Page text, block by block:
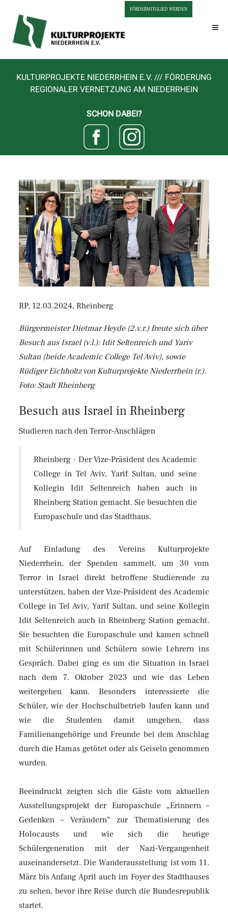
FÖRDERMITGLIED WERDEN
KULTURPROJEKTE NIEDERRHEIN E.V. /// FÖRDERUNG
REGIONALER VERNETZUNG AM NIEDERRHEIN
SCHON DABEI?
RP, 12.03.2024, Rheinberg
Bürgermeister Dietmar Heyde (2.v.r.) freute sich über
Besuch aus Israel (v.l.): Idit Seltenreich und Yariv
Sultan (beide Academic College Tel Aviv), sowie
Rüdiger Eichholtz von Kulturprojekte Niederrhein (r.).
Foto: Stadt Rheinberg
Besuch aus Israel in Rheinberg
Studieren nach den Terror-Anschlägen
Rheinberg · Der Vize-Präsident des Academic
College in Tel Aviv, Yarif Sultan, und seine
Kollegin Idit Seltenreich haben auch in
Rheinberg Station gemacht. Sie besuchten die
Europaschule und das Stadthaus.
Auf Einladung des Vereins Kulturprojekte
Niederrhein, der Spenden sammelt, um 30 vom
Terror in Israel direkt betroffene Studierende zu
unterstützen, haben der Vize-Präsident des Academic
College in Tel Aviv, Yarif Sultan, und seine Kollegin
Idit Seltenreich auch in Rheinberg Station gemacht.
Sie besuchten die Europaschule und kamen schnell
mit Schülerinnen und Schülern sowie Lehrern ins
Gespräch. Dabei ging es um die Situation in Israel
nach dem 7. Oktober 2023 und wie das Leben
weitergehen kann. Besonders interessierte die
Schüler, wie der Hochschulbetrieb laufen kann und
wie die Studenten damit umgehen, dass
Familienangehörige und Freunde bei dem Anschlag
durch die Hamas getötet oder als Geiseln genommen
wurden.
Beeindruckt zeigten sich die Gäste vom aktuellen
Ausstellungsprojekt der Europaschule „Erinnern –
Gedenken – Verändern“ zur Thematisierung des
Holocausts und wie sich die heutige
Schülergeneration mit der Nazi-Vergangenheit
auseinandersetzt. Die Wanderausstellung ist vom 11.
März bis Anfang April auch im Foyer des Stadthauses
zu sehen, bevor ihre Reise durch die Bundesrepublik
startet.